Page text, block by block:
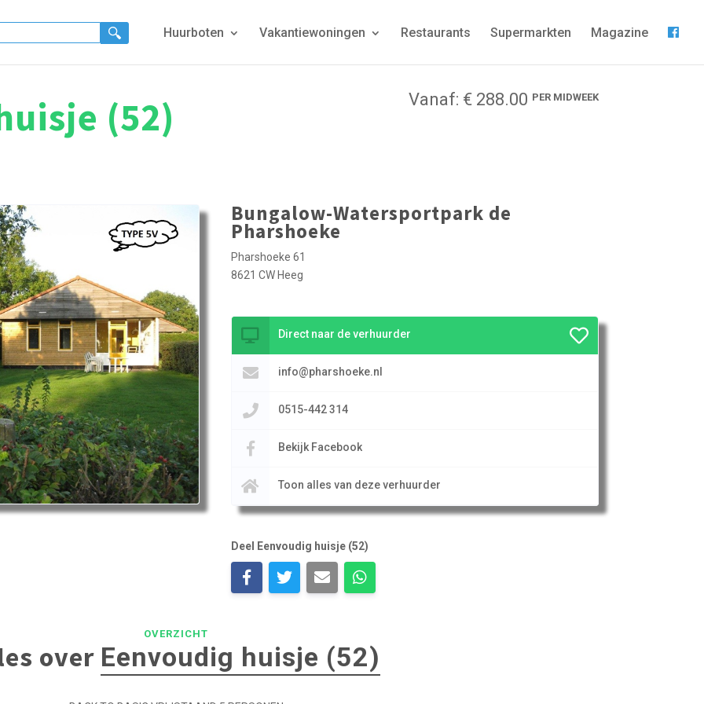
Huurboten Vakantiewoningen Restaurants Supermarkten Magazine
(52) Vanaf: € 288.00 PER MIDWEEK
Bungalow-Watersportpark de
Pharshoeke
Pharshoeke 61
8621 CW Heeg
Direct naar de verhuurder
info@pharshoeke.nl
0515-442 314
Bekijk Facebook
Toon alles van deze verhuurder
Deel Eenvoudig huisje (52)
OVERZICHT
over Eenvoudig huisje (52)